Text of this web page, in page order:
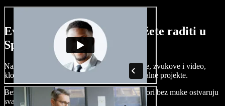
Evo malog pregleda što možete raditi u
Speechify Studiju.
Napravite voice overe, dodajte besplatne slike, zvukove i video,
klonirajte svoj glas i složite sjajne audio-vizualne projekte.
Bez učenja i sve dostupno u pregledniku, autori bez muke ostvaruju
svaku kreativnu ideju.